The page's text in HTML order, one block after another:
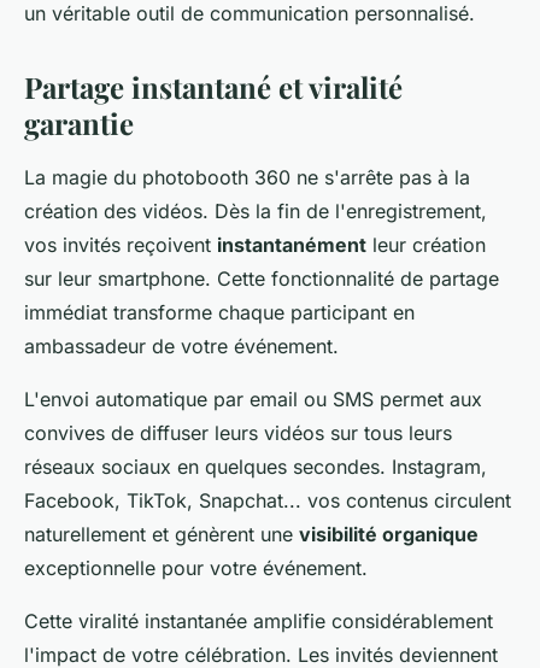
un véritable outil de communication personnalisé.
Partage instantané et viralité
garantie
La magie du photobooth 360 ne s'arrête pas à la
création des vidéos. Dès la fin de l'enregistrement,
vos invités reçoivent instantanément leur création
sur leur smartphone. Cette fonctionnalité de partage
immédiat transforme chaque participant en
ambassadeur de votre événement.
L'envoi automatique par email ou SMS permet aux
convives de diffuser leurs vidéos sur tous leurs
réseaux sociaux en quelques secondes. Instagram,
Facebook, TikTok, Snapchat... vos contenus circulent
naturellement et génèrent une visibilité organique
exceptionnelle pour votre événement.
Cette viralité instantanée amplifie considérablement
l'impact de votre célébration. Les invités deviennent